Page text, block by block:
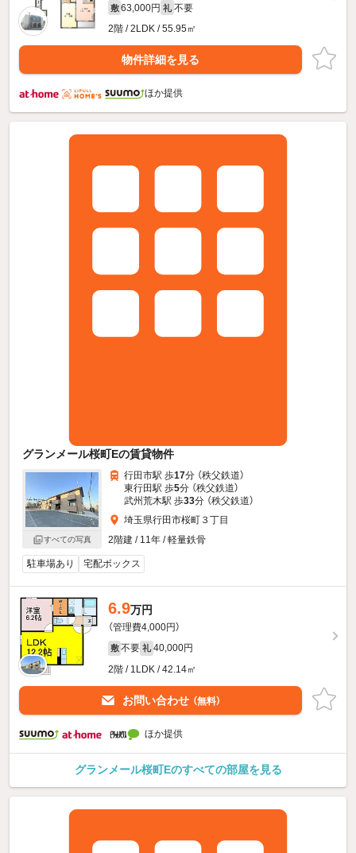
敷 63,000円 礼 不要
2階 / 2LDK / 55.95㎡
物件詳細を見る
ほか提供
グランメール桜町Eの賃貸物件
すべての写真
行田市駅 歩17分 （秩父鉄道）
東行田駅 歩5分 （秩父鉄道）
武州荒木駅 歩33分 （秩父鉄道）
埼玉県行田市桜町３丁目
2階建 / 11年 / 軽量鉄骨
駐車場あり 宅配ボックス
6.9万円
（管理費4,000円）
敷 不要 礼 40,000円
2階 / 1LDK / 42.14㎡
お問い合わせ （無料）
ほか提供
グランメール桜町Eのすべての部屋を見る